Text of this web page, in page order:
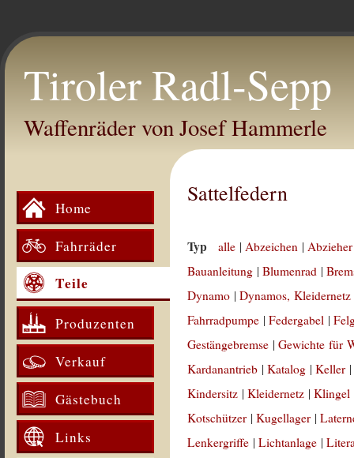
Tiroler Radl-Sepp
Waffenräder von Josef Hammerle
Home
Fahrräder
Teile
Produzenten
Verkauf
Gästebuch
Links
Sattelfedern
Typ alle |Abzeichen |
Bauanleitung |Blumenrad |
Dynamo |Dynamos, Kleidernetz
Fahrradpumpe |Federgabel |
Gestängebremse |Gewichte für
Kardanantrieb |Katalog |Keller
Kindersitz |Kleidernetz |Klingel
Kotschützer |Kugellager |
Lenkergriffe |Lichtanlage |